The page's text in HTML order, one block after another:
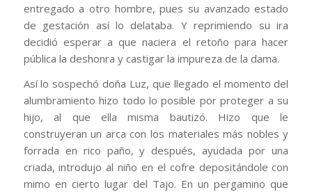
entregado a otro hombre, pues su avanzado estado
de gestación así lo delataba. Y reprimiendo su ira
decidió esperar a que naciera el retoño para hacer
pública la deshonra y castigar la impureza de la dama.
Así lo sospechó doña Luz, que llegado el momento del
alumbramiento hizo todo lo posible por proteger a su
hijo, al que ella misma bautizó. Hizo que le
construyeran un arca con los materiales más nobles y
forrada en rico paño, y después, ayudada por una
criada, introdujo al niño en el cofre depositándole con
mimo en cierto lugar del Tajo. En un pergamino que